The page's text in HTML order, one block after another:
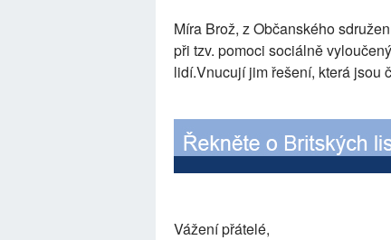
Míra Brož, z Občanského
při tzv. pomoci sociálně
lidí.Vnucují jim řešení, která jsou
Vážení přátelé,